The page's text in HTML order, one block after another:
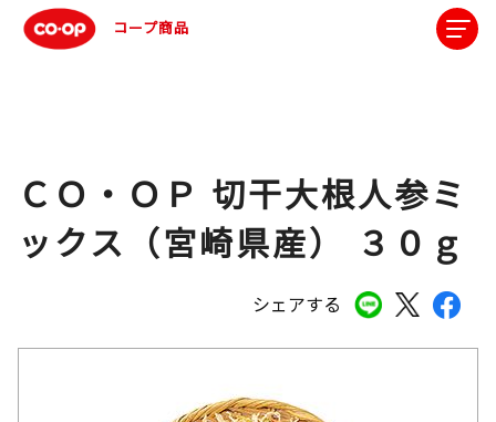
コープ商品
シェアする
ＣＯ・ＯＰ 切干大根人参ミ
ックス（宮崎県産） ３０ｇ